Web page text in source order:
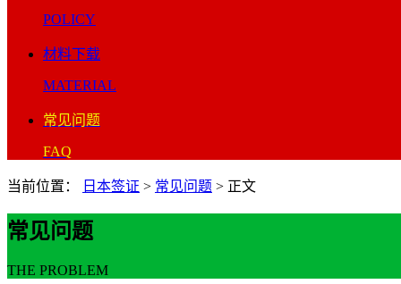
POLICY
材料下载
MATERIAL
常见问题
FAQ
当前位置： 日本签证 > 常见问题 > 正文
常见问题
THE PROBLEM